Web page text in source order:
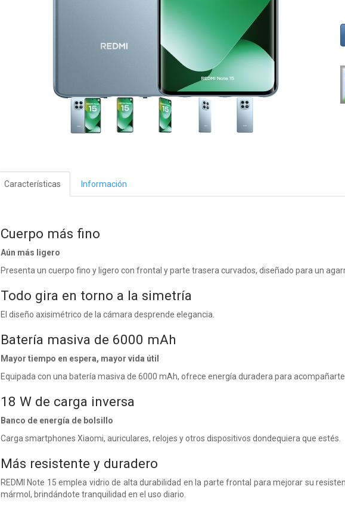
Características Información
Cuerpo más fino
Aún más ligero
Presenta un cuerpo fino y ligero con frontal y parte trasera curvados, diseñado para un
Todo gira en torno a la simetría
El diseño axisimétrico de la cámara desprende elegancia.
Batería masiva de 6000 mAh
Mayor tiempo en espera, mayor vida útil
Equipada con una batería masiva de 6000 mAh, ofrece energía duradera para
18 W de carga inversa
Banco de energía de bolsillo
Carga smartphones Xiaomi, auriculares, relojes y otros dispositivos dondequiera que estés.
Más resistente y duradero
REDMI Note 15 emplea vidrio de alta durabilidad en la parte frontal para mejorar su
mármol, brindándote tranquilidad en el uso diario.